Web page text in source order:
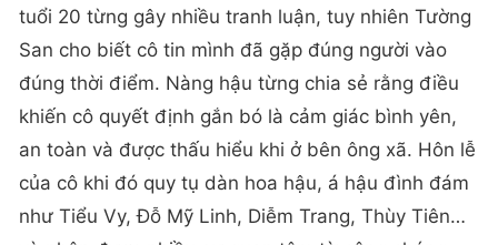
tuổi 20 từng gây nhiều tranh luận, tuy nhiên Tường
San cho biết cô tin mình đã gặp đúng người vào
đúng thời điểm. Nàng hậu từng chia sẻ rằng điều
khiến cô quyết định gắn bó là cảm giác bình yên,
an toàn và được thấu hiểu khi ở bên ông xã. Hôn lễ
của cô khi đó quy tụ dàn hoa hậu, á hậu đình đám
như Tiểu Vy, Đỗ Mỹ Linh, Diễm Trang, Thùy Tiên…